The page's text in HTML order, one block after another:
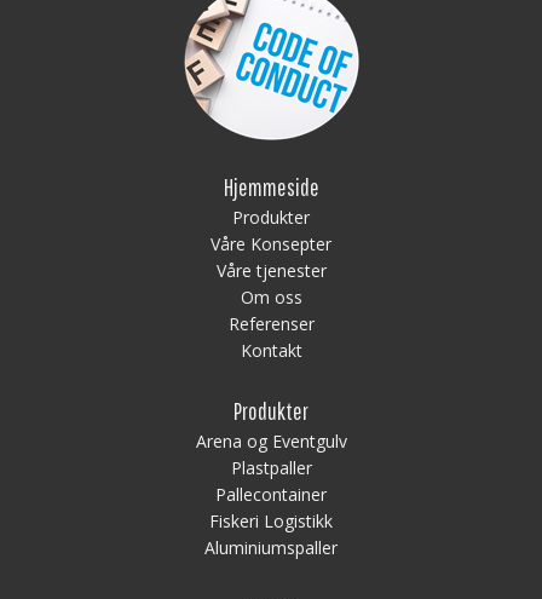
Hjemmeside
Produkter
Våre Konsepter
Våre tjenester
Om oss
Referenser
Kontakt
Produkter
Arena og Eventgulv
Plastpaller
Pallecontainer
Fiskeri Logistikk
Aluminiumspaller